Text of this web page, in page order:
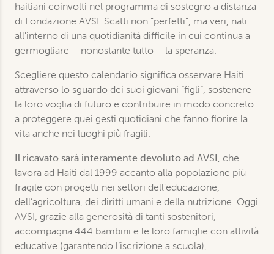
haitiani coinvolti nel programma di sostegno a distanza
di Fondazione AVSI. Scatti non “perfetti”, ma veri, nati
all'interno di una quotidianità difficile in cui continua a
germogliare – nonostante tutto – la speranza.
Scegliere questo calendario significa osservare Haiti
attraverso lo sguardo dei suoi giovani “figli”, sostenere
la loro voglia di futuro e contribuire in modo concreto
a proteggere quei gesti quotidiani che fanno fiorire la
vita anche nei luoghi più fragili.
Il ricavato sarà interamente devoluto ad AVSI, che
lavora ad Haiti dal 1999 accanto alla popolazione più
fragile con progetti nei settori dell’educazione,
dell’agricoltura, dei diritti umani e della nutrizione. Oggi
AVSI, grazie alla generosità di tanti sostenitori,
accompagna 444 bambini e le loro famiglie con attività
educative (garantendo l’iscrizione a scuola),